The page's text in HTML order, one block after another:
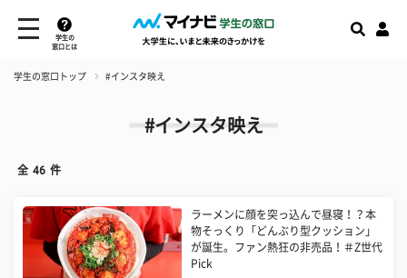
学生の
窓口とは
学生の窓口トップ #インスタ映え
#インスタ映え
全 46 件
ラーメンに顔を突っ込んで昼寝！？本
物そっくり「どんぶり型クッション」
が誕生。ファン熱狂の非売品！＃Z世代
Pick